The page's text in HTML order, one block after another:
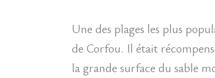
Une des plages les plus
de Corfou. Il était
la grande surface du sable